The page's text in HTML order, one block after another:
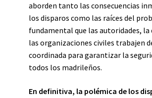
aborden tanto las consecuencias
los disparos como las raíces del
fundamental que las autoridades, la
las organizaciones civiles trabajen
coordinada para garantizar la
todos los madrileños.
En definitiva, la polémica de los